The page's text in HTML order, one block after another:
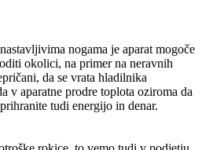
nogama je aparat mogoče
okolici, na primer na neravnih
da se vrata hladilnika
v aparatne prodre toplota oziroma da
tudi energijo in denar.